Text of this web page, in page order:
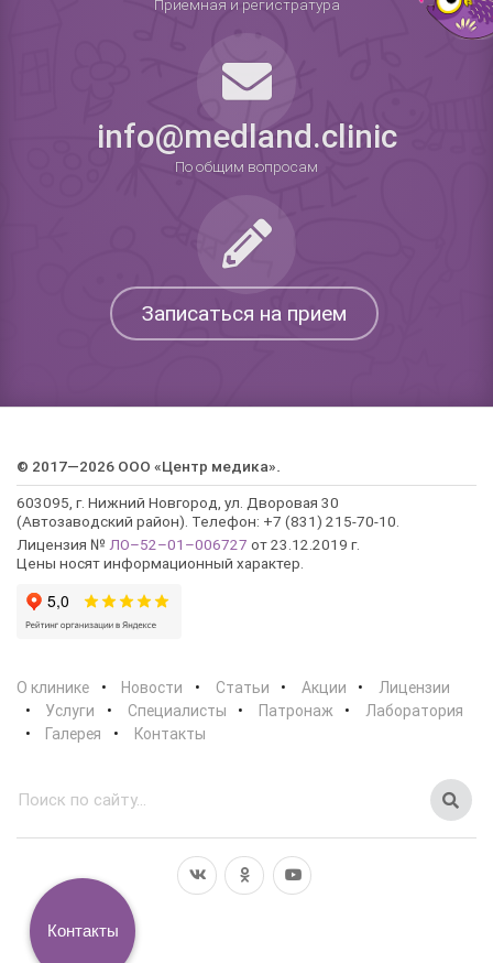
Приемная и регистратура
info@medland.clinic
По общим вопросам
Записаться на прием
© 2017—2026 ООО «Центр медика».
603095, г. Нижний Новгород, ул. Дворовая 30
(Автозаводский район). Телефон: +7 (831) 215-70-10.
Лицензия № ЛО–52–01–006727 от 23.12.2019 г.
Цены носят информационный характер.
О клинике Новости Статьи Акции
Лицензии
Услуги
Специалисты Патронаж
Лаборатория
Галерея
Контакты
Контакты